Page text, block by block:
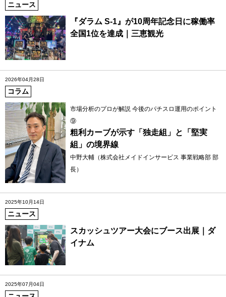
ニュース
『ダラム S-1』が10周年記念日に稼働率
全国1位を達成｜三恵観光
2026年04月28日
コラム
市場分析のプロが解説 今後のパチスロ運用のポイント
⑨
粗利カーブが示す「独走組」と「堅実
組」の境界線
中野大輔（株式会社メイドインサービス 事業戦略部 部
長）
2025年10月14日
ニュース
スカッシュツアー大会にブース出展｜ダ
イナム
2025年07月04日